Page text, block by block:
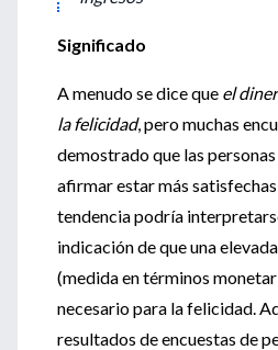
Significado
A menudo se dice que el
la felicidad, pero muchas
demostrado que las
afirmar estar más
tendencia podría
indicación de que una
(medida en términos
necesario para la felicidad.
resultados de encuestas de